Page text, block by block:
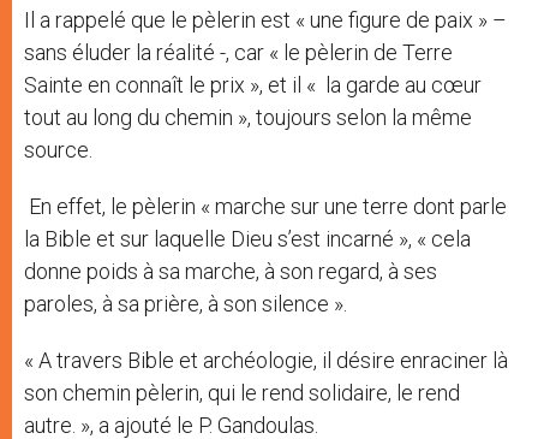
Il a rappelé que le pèlerin est « une figure de paix » –
sans éluder la réalité -, car « le pèlerin de Terre
Sainte en connaît le prix », et il « la garde au cœur
tout au long du chemin », toujours selon la même
source.
En effet, le pèlerin « marche sur une terre dont parle
la Bible et sur laquelle Dieu s’est incarné », « cela
donne poids à sa marche, à son regard, à ses
paroles, à sa prière, à son silence ».
« A travers Bible et archéologie, il désire enraciner là
son chemin pèlerin, qui le rend solidaire, le rend
autre. », a ajouté le P. Gandoulas.